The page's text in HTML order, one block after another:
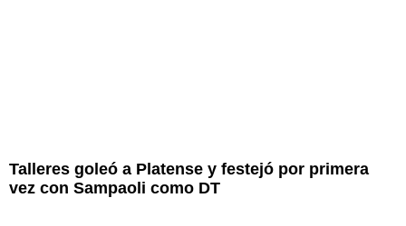
Talleres goleó a Platense y festejó por primera
vez con Sampaoli como DT